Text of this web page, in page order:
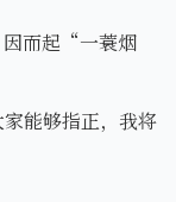
而起“一蓑烟
能够指正，我将